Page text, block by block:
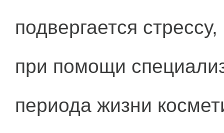
подвергается
при помощи
периода жизни